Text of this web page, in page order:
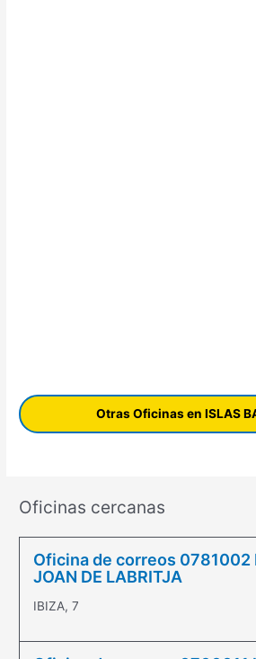
Otras Oficinas en ISLAS
Oficinas cercanas
Oficina de correos 0781002
JOAN DE LABRITJA
IBIZA, 7